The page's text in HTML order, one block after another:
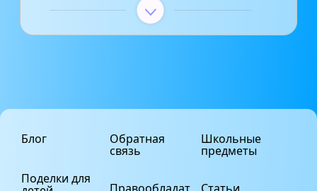
Блог
Поделки для
Обратная
связь
Школьные
предметы